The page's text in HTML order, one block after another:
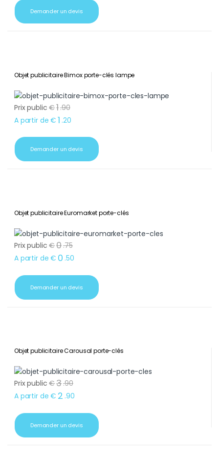
Demander un devis
Objet publicitaire Bimox porte-clés lampe
Prix public €1.90
A partir de € 1 .20
Demander un devis
Objet publicitaire Euromarket porte-clés
Prix public €0.75
A partir de € 0 .50
Demander un devis
Objet publicitaire Carousal porte-clés
Prix public €3.90
A partir de € 2 .90
Demander un devis